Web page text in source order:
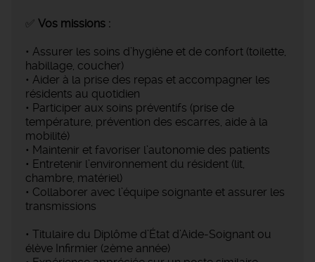
✅ Vos missions :
• Assurer les soins d’hygiène et de confort (toilette,
habillage, coucher)
• Aider à la prise des repas et accompagner les
résidents au quotidien
• Participer aux soins préventifs (prise de
température, prévention des escarres, aide à la
mobilité)
• Maintenir et favoriser l’autonomie des patients
• Entretenir l’environnement du résident (lit,
chambre, matériel)
• Collaborer avec l’équipe soignante et assurer les
transmissions
• Titulaire du Diplôme d’État d’Aide-Soignant ou
élève Infirmier (2ème année)